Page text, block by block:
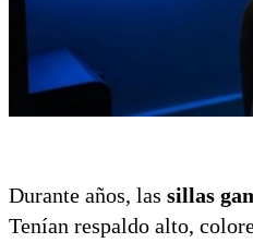
Durante años, las sillas
Tenían respaldo alto,